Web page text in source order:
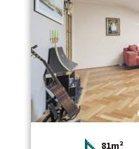
"DIVIS NEKRETNINE"
81m²